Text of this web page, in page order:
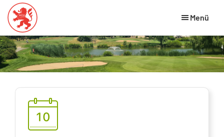
Skip
to
main
content
Zur
Fußzeile
springen
Hessischer
Golfverband
HGV
Website
Menü